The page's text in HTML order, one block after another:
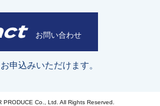
お問い合わせ
申込みいただけます。
Co., Ltd. All Rights Reserved.